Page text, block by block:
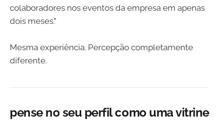
colaboradores nos eventos da empresa em apenas
dois meses.”
Mesma experiência. Percepção completamente
diferente.
pense no seu perfil como uma vitrine